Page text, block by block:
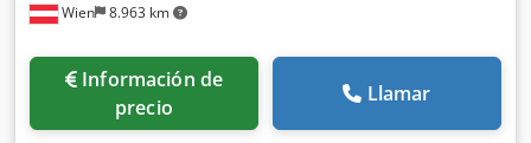
Wien 8.963 km
Información de
precio
Llamar